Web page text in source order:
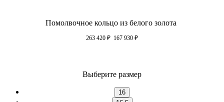
Помолвочное кольцо из белого золота
263 420 ₽ 167 930 ₽
Выберите размер
16